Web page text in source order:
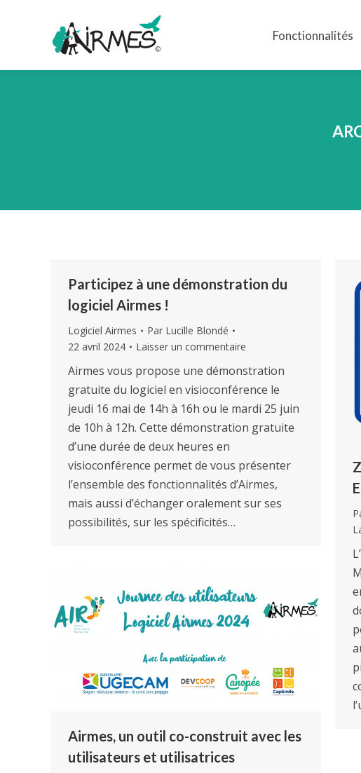
Fonctionnalités
Participez à une démonstration du
logiciel Airmes !
Logiciel Airmes Par Lucille Blondé
22 avril 2024
Laisser un commentaire
Airmes vous propose une démonstration
gratuite du logiciel en visioconférence le
jeudi 16 mai de 14h à 16h ou le mardi 25 juin
de 10h à 12h. Cette démonstration gratuite
d’une durée de deux heures en
visioconférence permet de vous présenter
l’ensemble des fonctionnalités d’Airmes,
mais aussi d’échanger oralement sur ses
possibilités, sur les spécificités…
Airmes, un outil co-construit avec les
utilisateurs et utilisatrices